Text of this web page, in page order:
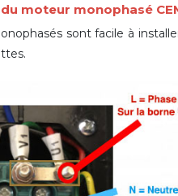
moteur monophasé
sont facile à
.